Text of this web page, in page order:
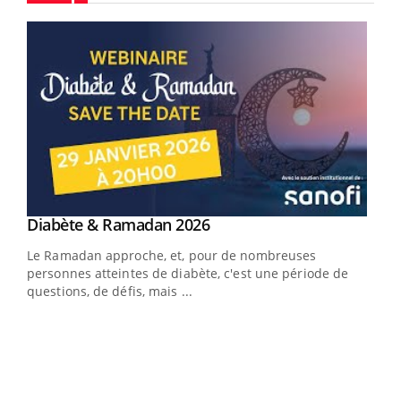
Youtube
Diabète & Ramadan 2026Youtube
Le Ramadan approche, et, pour de nombreuses
personnes atteintes de diabète, c'est une période de
questions, de défis, mais ...